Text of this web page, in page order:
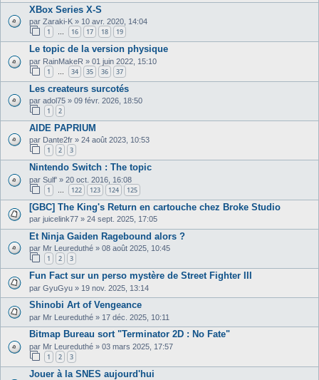
XBox Series X-S
par Zaraki-K » 10 avr. 2020, 14:04
1 … 16 17 18 19
Le topic de la version physique
par RainMakeR » 01 juin 2022, 15:10
1 34 35 36 37
Les createurs surcotés
par adol75 » 09 févr. 2026, 18:50
1 2
AIDE PAPRIUM
par Dante2fr » 24 août 2023, 10:53
1 2 3
Nintendo Switch : The topic
par Sulf' » 20 oct. 2016, 16:08
1 122 123 124 125
[GBC] The King's Return en cartouche chez Broke Studio
par juicelink77 » 24 sept. 2025, 17:05
Et Ninja Gaiden Ragebound alors ?
par Mr Leureduthé » 08 août 2025, 10:45
1 2 3
Fun Fact sur un perso mystère de Street Fighter III
par GyuGyu » 19 nov. 2025, 13:14
Shinobi Art of Vengeance
par Mr Leureduthé » 17 déc. 2025, 10:11
Bitmap Bureau sort "Terminator 2D : No Fate"
par Mr Leureduthé » 03 mars 2025, 17:57
1 2 3
Jouer à la SNES aujourd'hui